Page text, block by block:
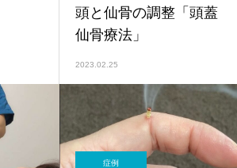
頭と仙骨の調整「頭蓋
仙骨療法」
2023.02.25
症例